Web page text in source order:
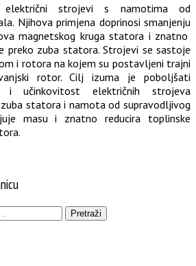
strojevi s namotima od
Njihova primjena doprinosi smanjenju
magnetskog kruga statora i znatno
preko zuba statora. Strojevi se sastoje
i rotora na kojem su postavljeni trajni
rotor. Cilj izuma je poboljšati
i učinkovitost električnih strojeva
statora i namota od supravodljivog
masu i znatno reducira toplinske